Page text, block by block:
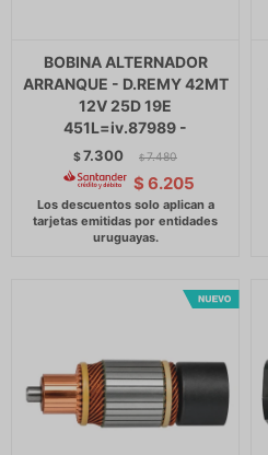
BOBINA ALTERNADOR
ARRANQUE - D.REMY 42MT
12V 25D 19E
451L=iv.87989 -
$7.300 $ 7.480
$ 6.205